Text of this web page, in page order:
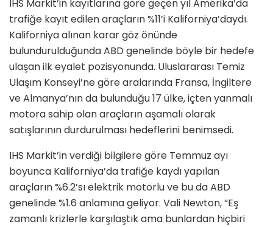
IHS Markit’in kayıtlarına göre geçen yıl Amerika’da
trafiğe kayıt edilen araçların %11’i Kaliforniya’daydı.
Kaliforniya alınan karar göz önünde
bulundurulduğunda ABD genelinde böyle bir hedefe
ulaşan ilk eyalet pozisyonunda. Uluslararası Temiz
Ulaşım Konseyi’ne göre aralarında Fransa, İngiltere
ve Almanya’nın da bulunduğu 17 ülke, içten yanmalı
motora sahip olan araçların aşamalı olarak
satışlarının durdurulması hedeflerini benimsedi.
IHS Markit’in verdiği bilgilere göre Temmuz ayı
boyunca Kaliforniya’da trafiğe kaydı yapılan
araçların %6.2’sı elektrik motorlu ve bu da ABD
genelinde %1.6 anlamına geliyor. Vali Newton, “Eş
zamanlı krizlerle karşılaştık ama bunlardan hiçbiri